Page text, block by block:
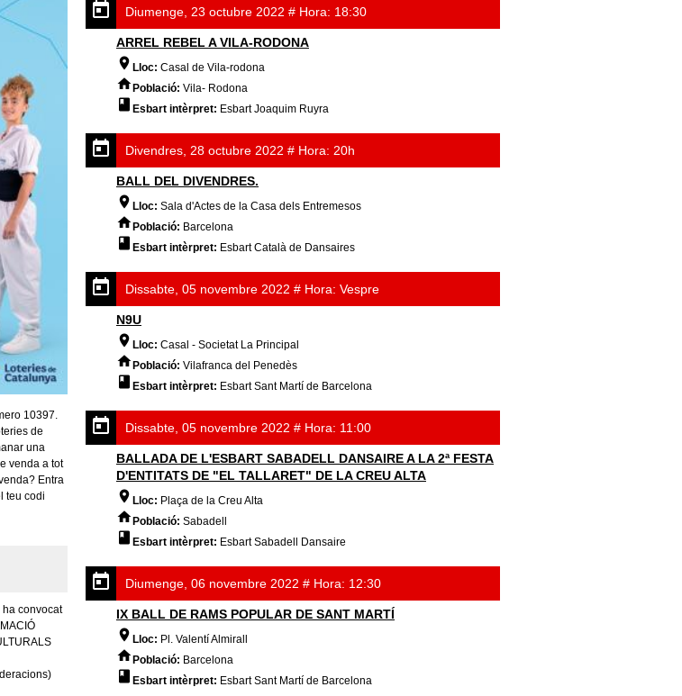
10397.
de
una
venda a tot
Entra
teu codi
convocat
Diumenge, 23 octubre 2022 # Hora: 18:30
ARREL REBEL A VILA-RODONA
Lloc: Casal de Vila-rodona
Població: Vila- Rodona
Esbart intèrpret: Esbart Joaquim Ruyra
Divendres, 28 octubre 2022 # Hora: 20h
BALL DEL DIVENDRES.
Lloc: Sala d'Actes de la Casa dels Entremesos
Població: Barcelona
Esbart intèrpret: Esbart Català de Dansaires
Dissabte, 05 novembre 2022 # Hora: Vespre
N9U
Lloc: Casal - Societat La Principal
Població: Vilafranca del Penedès
Esbart intèrpret: Esbart Sant Martí de Barcelona
Dissabte, 05 novembre 2022 # Hora: 11:00
BALLADA DE L'ESBART SABADELL DANSAIRE A LA 2ª FESTA
D'ENTITATS DE "EL TALLARET" DE LA CREU ALTA
Lloc: Plaça de la Creu Alta
Població: Sabadell
Esbart intèrpret: Esbart Sabadell Dansaire
Diumenge, 06 novembre 2022 # Hora: 12:30
IX BALL DE RAMS POPULAR DE SANT MARTÍ
Lloc: Pl. Valentí Almirall
Població: Barcelona
Esbart intèrpret: Esbart Sant Martí de Barcelona